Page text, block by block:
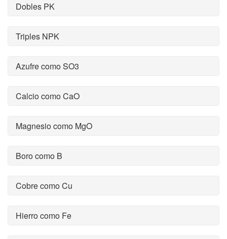
Dobles PK
Triples NPK
Azufre como SO3
Calcio como CaO
Magnesio como MgO
Boro como B
Cobre como Cu
Hierro como Fe